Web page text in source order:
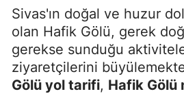
Sivas'ın doğal ve huzur
olan Hafik Gölü, gerek
gerekse sunduğu
ziyaretçilerini
Gölü yol tarifi, Hafik Gölü